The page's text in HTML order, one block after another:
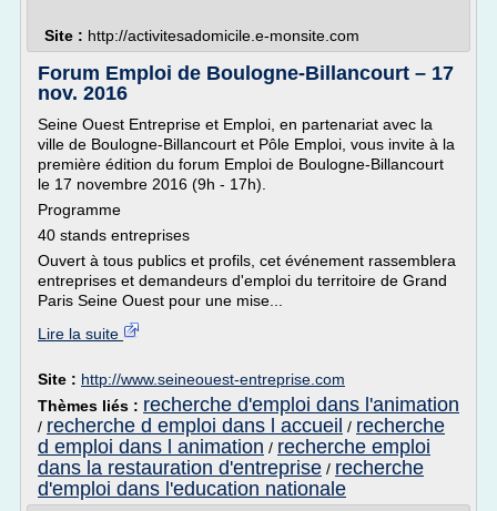
Site : http://activitesadomicile.e-monsite.com
Forum Emploi de Boulogne-Billancourt – 17
nov. 2016
Seine Ouest Entreprise et Emploi, en partenariat avec la
ville de Boulogne-Billancourt et Pôle Emploi, vous invite à la
première édition du forum Emploi de Boulogne-Billancourt
le 17 novembre 2016 (9h - 17h).
Programme
40 stands entreprises
Ouvert à tous publics et profils, cet événement rassemblera
entreprises et demandeurs d'emploi du territoire de Grand
Paris Seine Ouest pour une mise...
Lire la suite
Site : http://www.seineouest-entreprise.com
Thèmes liés : recherche d'emploi dans l'animation
/ recherche d emploi dans l accueil / recherche
d emploi dans l animation / recherche emploi
dans la restauration d'entreprise / recherche
d'emploi dans l'education nationale